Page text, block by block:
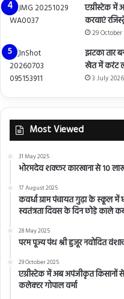
एग्रीस्टेक में
करवाएं
29
झटका तार
खेत में करंट
3 July 2026
Most Viewed
31 May 2025
भोरमदेव शक्कर कारखाना से 10
17 August 2025
कवर्धा ग्राम पंचायत गुढ़ा के स्कूल में
स्वतंत्रता दिवस के दिन छोड़े काले
28 May 2025
परम पूज्य पंथ श्री हुजूर नवोदित
29 October 2025
एग्रीस्टेक में अब अपंजीकृत किसानों
कलेक्टर गोपाल वर्मा